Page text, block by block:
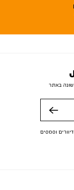
וסמסים